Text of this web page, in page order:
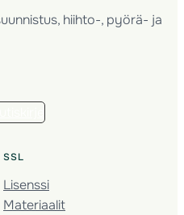
hiihto-, pyörä- ja
SSL
Lisenssi
Materiaalit